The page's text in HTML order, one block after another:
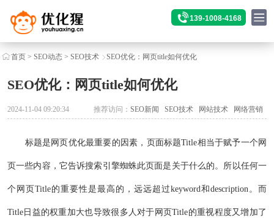
139-1008-4168
首页> SEO动态> SEO技术 SEO优化：网页title如何优化
SEO优化：网页title如何优化
2024-11-04 09:20:34 推荐访问：SEO新闻 SEO技术 网站技术 网络营销
标题是网页优化最重要的因素，页面标题Title相当于赋予一个网
页一些内容，它告诉搜索引擎蜘蛛此页面是关于什么的。所以任何一
个网页Title的重要性是最高的，远远超过keyword和description。而
Title日益的权重加大也导致很多人对于网页Title的重视程度又增加了